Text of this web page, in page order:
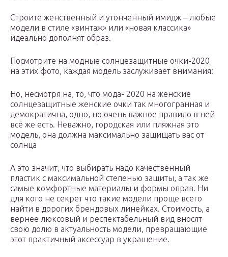
Строите женственный и утонченный имидж – любые
модели в стиле «винтаж» или «новая классика»
идеально дополнят образ.
Посмотрите на модные солнцезащитные очки-2020
на этих фото, каждая модель заслуживает внимания:
Но, несмотря на, то, что мода- 2020 на женские
солнцезащитные женские очки так многогранная и
демократична, одно, но очень важное правило в ней
всё же есть. Неважно, городская или пляжная это
модель, она должна максимально защищать вас от
солнца
А это значит, что выбирать надо качественный
пластик с максимальной степенью защиты, а так же
самые комфортные материалы и формы оправ. Ни
для кого не секрет что такие модели проще всего
найти в дорогих брендовых линейках. Стоимость, а
вернее люксовый и респектабельный вид вносят
свою долю в актуальность модели, превращающие
этот практичный аксессуар в украшение.